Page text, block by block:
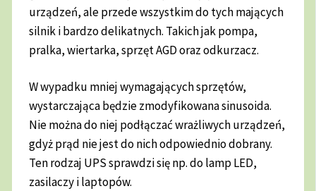
urządzeń, ale przede wszystkim do tych mających
silnik i bardzo delikatnych. Takich jak pompa,
pralka, wiertarka, sprzęt AGD oraz odkurzacz.
W wypadku mniej wymagających sprzętów,
wystarczająca będzie zmodyfikowana sinusoida.
Nie można do niej podłączać wrażliwych urządzeń,
gdyż prąd nie jest do nich odpowiednio dobrany.
Ten rodzaj UPS sprawdzi się np. do lamp LED,
zasilaczy i laptopów.